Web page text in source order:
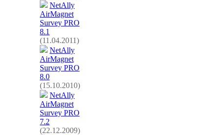
NetAlly
AirMagnet
Survey PRO
8.1
(11.04.2011)
NetAlly
AirMagnet
Survey PRO
8.0
(15.10.2010)
NetAlly
AirMagnet
Survey PRO
7.2
(22.12.2009)